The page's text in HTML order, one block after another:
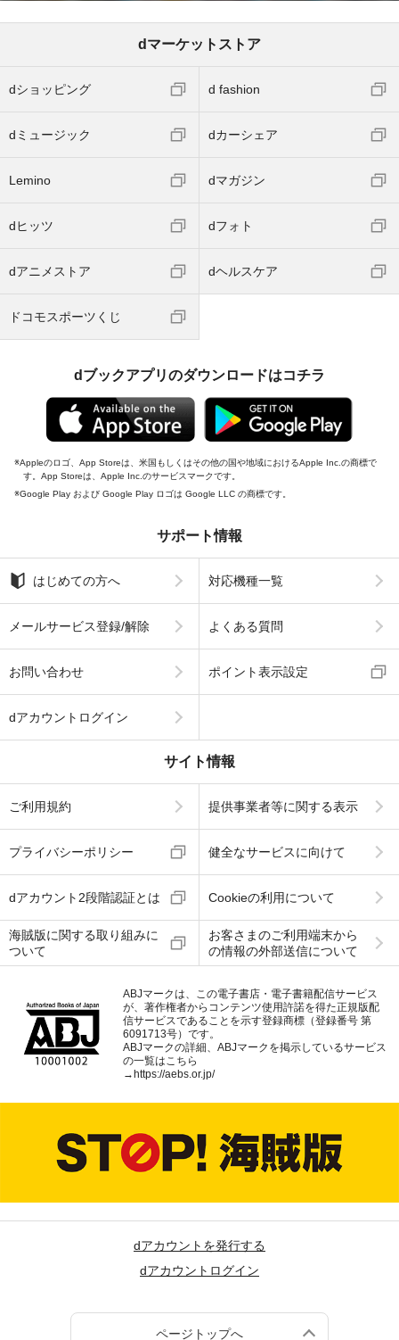
dマーケットストア
dショッピング d fashion
dミュージック dカーシェア
Lemino dマガジン
dヒッツ dフォト
dアニメストア dヘルスケア
ドコモスポーツくじ
dブックアプリのダウンロードはコチラ
Appleのロゴ、App Storeは、米国もしくはその他の国や地域におけるApple Inc.の商標で
す。App Storeは、Apple Inc.のサービスマークです。
Google Play および Google Play ロゴは Google LLC の商標です。
サポート情報
はじめての方へ 対応機種一覧
メールサービス登録/解除 よくある質問
お問い合わせ ポイント表示設定
dアカウントログイン
サイト情報
ご利用規約 提供事業者等に関する表示
プライバシーポリシー 健全なサービスに向けて
dアカウント2段階認証とは Cookieの利用について
海賊版に関する取り組みに
ついて
お客さまのご利用端末から
の情報の外部送信について
ABJマークは、この電子書店・電子書籍配信サービス
が、著作権者からコンテンツ使用許諾を得た正規版配
信サービスであることを示す登録商標（登録番号 第
6091713号）です。
ABJマークの詳細、ABJマークを掲示しているサービス
の一覧はこちら
→https://aebs.or.jp/
dアカウントを発行する
dアカウントログイン
ページトップへ